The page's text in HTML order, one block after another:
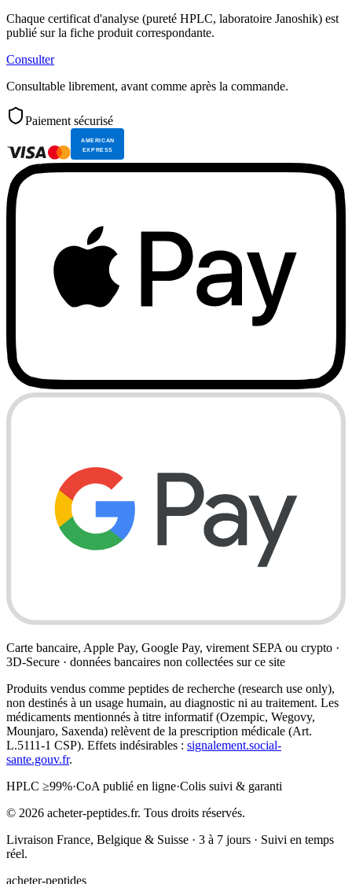
Chaque certificat d'analyse (pureté HPLC, laboratoire Janoshik) est
publié sur la fiche produit correspondante.
Consulter
Consultable librement, avant comme après la commande.
Paiement sécurisé
Carte bancaire, Apple Pay, Google Pay, virement SEPA ou crypto ·
3D-Secure · données bancaires non collectées sur ce site
Produits vendus comme peptides de recherche (research use only),
non destinés à un usage humain, au diagnostic ni au traitement. Les
médicaments mentionnés à titre informatif (Ozempic, Wegovy,
Mounjaro, Saxenda) relèvent de la prescription médicale (Art.
L.5111-1 CSP). Effets indésirables : signalement.social-
sante.gouv.fr.
HPLC ≥99%·CoA publié en ligne·Colis suivi & garanti
© 2026 acheter-peptides.fr. Tous droits réservés.
Livraison France, Belgique & Suisse · 3 à 7 jours · Suivi en temps
réel.
acheter-peptides